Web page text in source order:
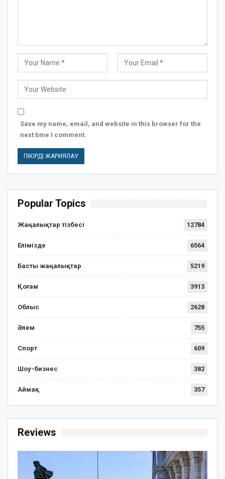
Save my name, email, and website in this browser for the
next time I comment.
Popular Topics
Жаңалықтар тізбесі 12784
Елімізде 6564
Басты жаңалықтар 5219
Қоғам 3913
Облыс 2628
Әлем 755
Спорт 609
Шоу-бизнес 382
Аймақ 357
Reviews